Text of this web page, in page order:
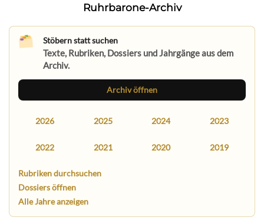
Ruhrbarone-Archiv
Stöbern statt suchen
Texte, Rubriken, Dossiers und Jahrgänge aus dem
Archiv.
Archiv öffnen
2026 2025 2024 2023
2022 2021 2020 2019
Rubriken durchsuchen
Dossiers öffnen
Alle Jahre anzeigen